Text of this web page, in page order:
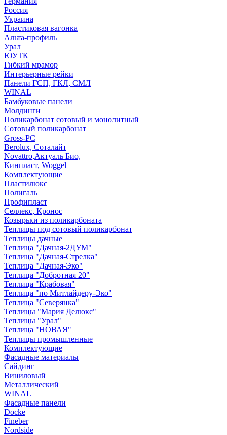
Россия
Украина
Пластиковая вагонка
Альта-профиль
Урал
ЮУТК
Гибкий мрамор
Интерьерные рейки
Панели ГСП, ГКЛ, СМЛ
WINAL
Бамбуковые панели
Молдинги
Поликарбонат сотовый и монолитный
Сотовый поликарбонат
Gross-PC
Berolux, Соталайт
Novattro,Актуаль Био,
Кинпласт, Woggel
Комплектующие
Пластилюкс
Полигаль
Профипласт
Селлекс, Кронос
Козырьки из поликарбоната
Теплицы под сотовый поликарбонат
Теплицы дачные
Теплица "Дачная-2ДУМ"
Теплица "Дачная-Стрелка"
Теплица "Дачная-Эко"
Теплица "Добротная 20"
Теплица "Крабовая"
Теплица "по Митлайдеру-Эко"
Теплица "Северянка"
Теплицы "Мария Делюкс"
Теплицы "Урал"
Теплица "НОВАЯ"
Теплицы промышленные
Комплектующие
Фасадные материалы
Сайдинг
Виниловый
Металлический
WINAL
Фасадные панели
Docke
Fineber
Nordside